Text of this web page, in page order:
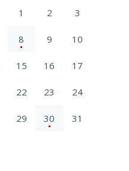
1 2 3
8 9 10
15 16 17
22 23 24
29 30 31